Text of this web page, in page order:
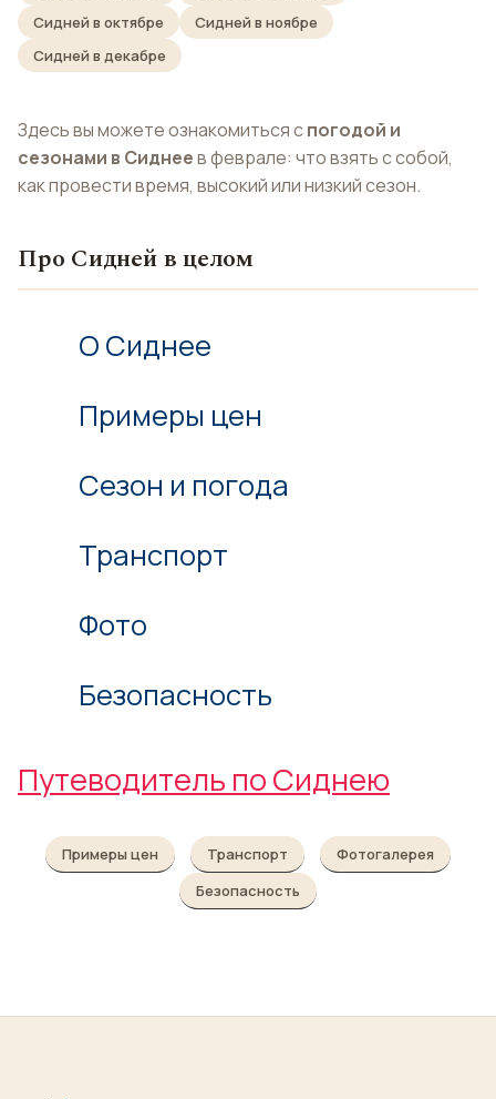
Сидней в октябре
Сидней в ноябре
Сидней в декабре
Здесь вы можете ознакомиться спогодой и
сезонами в Сиднеев феврале: что взять с собой,
как провести время, высокий или низкий сезон.
Про Сидней в целом
О Сиднее
Примеры цен
Сезон и погода
Транспорт
Фото
Безопасность
Путеводитель по Сиднею
Примеры цен Транспорт
Фотогалерея
Безопасность